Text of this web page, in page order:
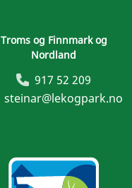
Troms og Finnmark og
Nordland
917 52 209
steinar@lekogpark.no